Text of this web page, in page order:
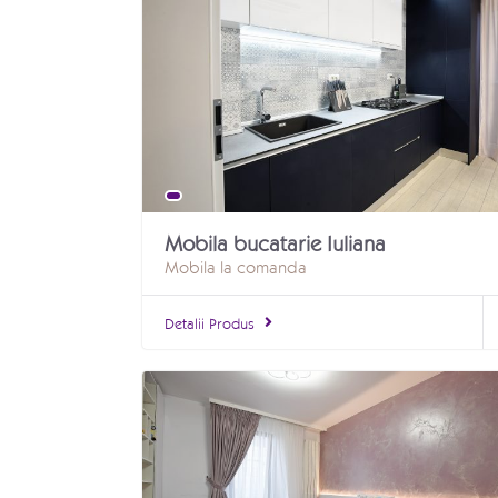
Indiferent de spațiul pe care doriți să-
zonele rezidențiale și comerciale:
Dressinguri și spații de depozitare:
Sufragerii și livinguri
Camere de copii și tineret:
Mobila bucatarie Iuliana
Mobila la comanda
Detalii Produs